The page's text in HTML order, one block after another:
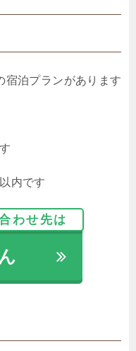
宿泊プランがあります
内です
わせ先は
ん